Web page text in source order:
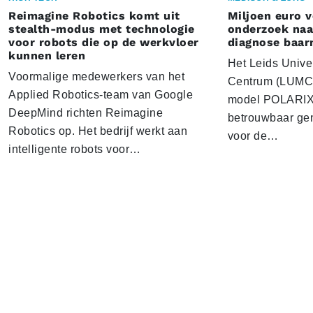
Reimagine Robotics komt uit
stealth-modus met technologie
voor robots die op de werkvloer
kunnen leren
Voormalige medewerkers van het
Applied Robotics-team van Google
DeepMind richten Reimagine
Robotics op. Het bedrijf werkt aan
intelligente robots voor…
Miljoen euro
onderzoek
diagnose
Het Leids
Centrum
model
betrouwbaar
voor de…